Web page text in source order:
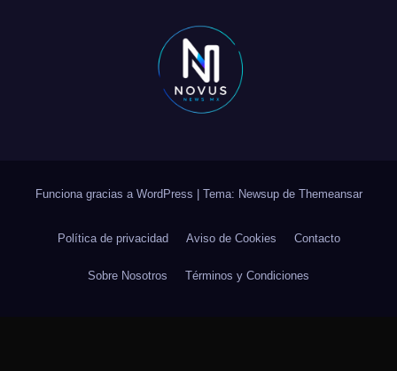
Funciona gracias a WordPress Tema: Newsup de Themeansar
Política de privacidad Aviso de Cookies Contacto
Sobre Nosotros Términos y Condiciones